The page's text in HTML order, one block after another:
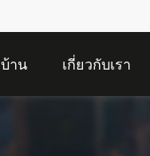
บ้าน เกี่ยวกับเรา